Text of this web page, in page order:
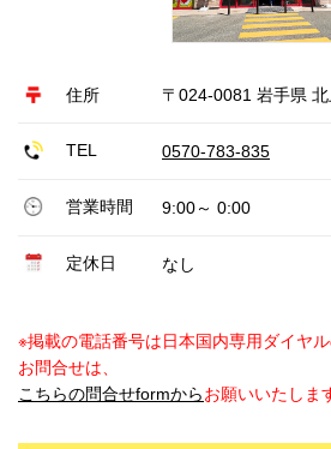
住所 〒024-0081 岩手県
TEL 0570-783-835
営業時間 9:00～ 0:00
定休日 なし
※掲載の電話番号は日本国内専用ダイヤ
お問合せは、
こちらの問合せformからお願いいたしま